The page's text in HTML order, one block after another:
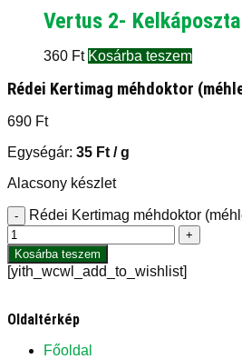
Vertus 2-
360 Ft Kosárba teszem
Rédei Kertimag méhdoktor
690 Ft
Egységár: 35 Ft / g
Alacsony készlet
- Rédei Kertimag méhdoktor
+
Kosárba teszem
[yith_wcwl_add_to_wishlist]
Oldaltérkép
Főoldal